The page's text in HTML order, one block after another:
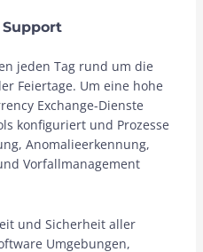
jeden Tag rund um die
Feiertage. Um eine hohe
Exchange-Dienste
konfiguriert und Prozesse
Anomalieerkennung,
Vorfallmanagement
und Sicherheit aller
Umgebungen,